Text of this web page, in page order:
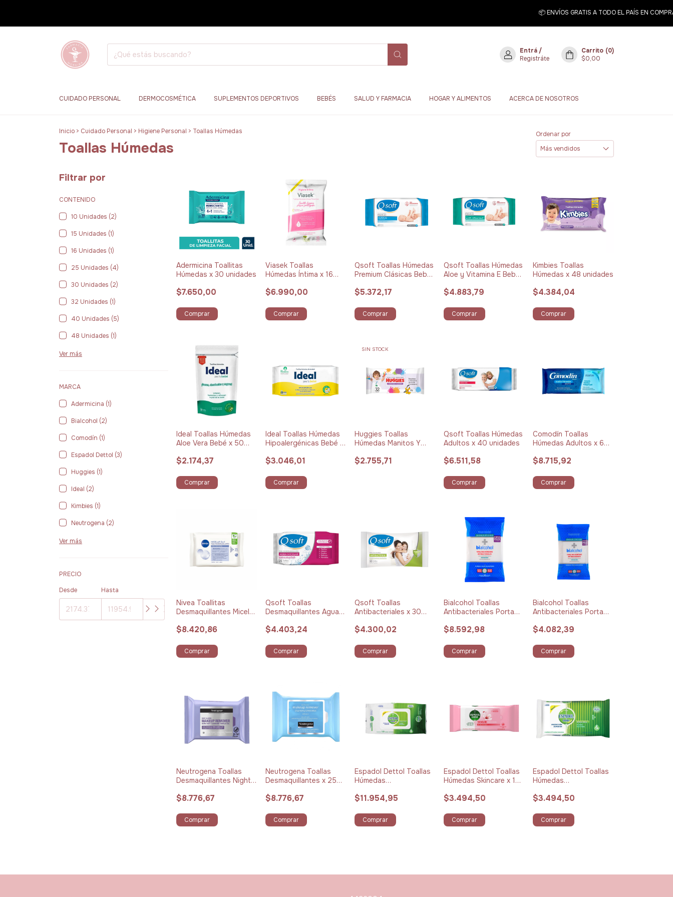
📦 ENVÍOS GRATIS A TODO EL PAÍS EN COMPRAS
Entrá /
Registráte
Carrito (0)
$0,00
CUIDADO PERSONAL DERMOCOSMÉTICA SUPLEMENTOS DEPORTIVOS BEBÉS SALUD Y FARMACIA HOGAR Y ALIMENTOS ACERCA DE NOSOTROS
Inicio > Cuidado Personal > Higiene Personal > Toallas Húmedas
Toallas Húmedas
Ordenar por
Filtrar por
CONTENIDO
10 Unidades (2)
15 Unidades (1)
16 Unidades (1)
25 Unidades (4)
30 Unidades (2)
32 Unidades (1)
40 Unidades (5)
48 Unidades (1)
Ver más
MARCA
Adermicina (1)
Bialcohol (2)
Comodín (1)
Espadol Dettol (3)
Huggies (1)
Ideal (2)
Kimbies (1)
Neutrogena (2)
Ver más
PRECIO
Desde
Hasta
Adermicina Toallitas
Húmedas x 30 unidades
$7.650,00
Comprar
Viasek Toallas
Húmedas Íntima x 16
$6.990,00
Comprar
Qsoft Toallas Húmedas
Premium Clásicas Bebé
$5.372,17
Comprar
Qsoft Toallas Húmedas
Aloe y Vitamina E Bebé
$4.883,79
Comprar
Kimbies Toallas
Húmedas x 48 unidades
$4.384,04
Comprar
Ideal Toallas Húmedas
Aloe Vera Bebé x 50
$2.174,37
Comprar
Ideal Toallas Húmedas
Hipoalergénicas Bebé x
$3.046,01
Comprar
SIN STOCK
Huggies Toallas
Húmedas Manitos Y
$2.755,71
Qsoft Toallas Húmedas
Adultos x 40 unidades
$6.511,58
Comprar
Comodín Toallas
Húmedas Adultos x 60
$8.715,92
Comprar
Nivea Toallitas
Desmaquillantes Micelar
$8.420,86
Comprar
Qsoft Toallas
Desmaquillantes Agua
$4.403,24
Comprar
Qsoft Toallas
Antibacteriales x 30
$4.300,02
Comprar
Bialcohol Toallas
Antibacteriales Porta
unidades
$8.592,98
Comprar
Bialcohol Toallas
Antibacteriales Porta
$4.082,39
Comprar
Neutrogena Toallas
Desmaquillantes Night x
$8.776,67
Comprar
Neutrogena Toallas
Desmaquillantes x 25
$8.776,67
Comprar
Espadol Dettol Toallas
Húmedas
unidades
$11.954,95
Comprar
Espadol Dettol Toallas
Húmedas Skincare x 10
$3.494,50
Comprar
Espadol Dettol Toallas
Húmedas
unidades
$3.494,50
Comprar